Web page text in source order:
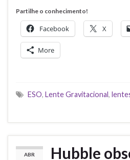
Partilhe o conhecimento!
Facebook X
More
ESO, Lente Gravitacional,
ABR
Hubble